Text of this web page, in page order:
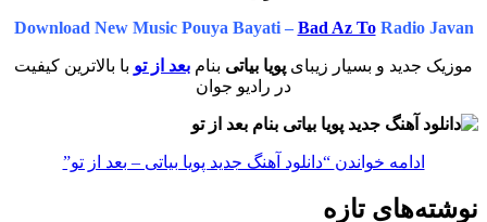
Download New Music Pouya Bayati – Bad Az ToRadio Javan
موزیک جدید و بسیار زیبای پویا بیاتی بنام بعد از تو با بالاترین کیفیت
در رادیو جوان
ادامه خواندن “دانلود آهنگ جدید پویا بیاتی – بعد از تو”
نوشته‌های تازه